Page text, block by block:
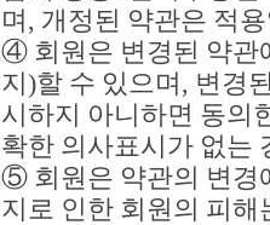
며, 개정된 약관은 적
④ 회원은 변경된 약관
지)할 수 있으며, 변경
시하지 아니하면 동의
확한 의사표시가 없는
⑤ 회원은 약관의 변경
지로 인한 회원의 피